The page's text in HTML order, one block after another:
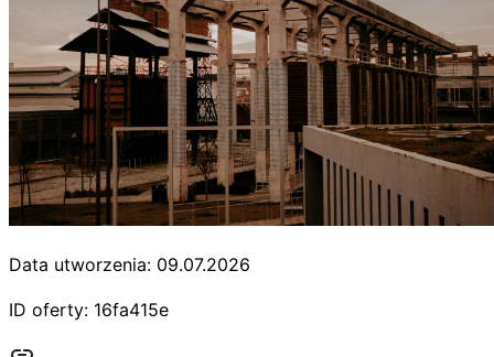
Data utworzenia: 09.07.2026
ID oferty: 16fa415e